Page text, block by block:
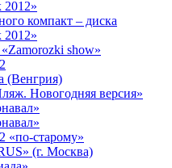
2012»
компакт – диска
2012»
show»
(Венгрия)
Новогодняя версия»
«по-старому»
(г. Москва)